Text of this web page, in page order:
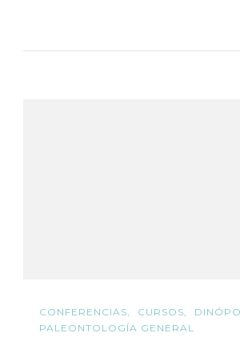
CONFERENCIAS CURSOS
PALEONTOLOGÍA GENERAL